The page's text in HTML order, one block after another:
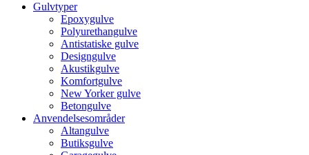
Gulvtyper
Epoxygulve
Polyurethangulve
Antistatiske gulve
Designgulve
Akustikgulve
Komfortgulve
New Yorker gulve
Betongulve
Anvendelsesområder
Altangulve
Butiksgulve